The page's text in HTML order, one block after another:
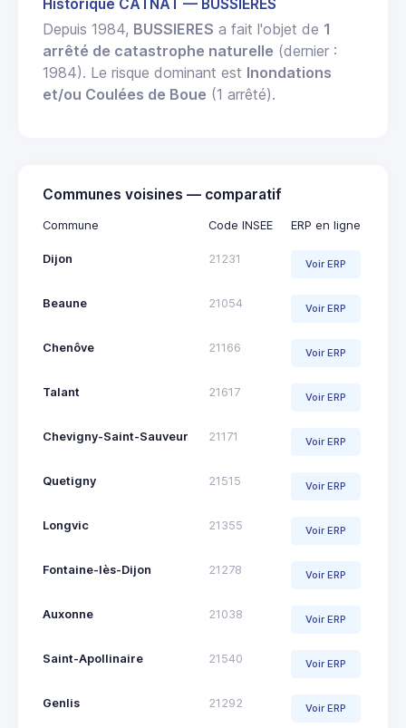
Historique CATNAT — BUSSIERES
Depuis 1984, BUSSIERES a fait l'objet de 1
arrêté de catastrophe naturelle (dernier :
1984). Le risque dominant est Inondations
et/ou Coulées de Boue (1 arrêté).
Communes voisines — comparatif
Commune Code INSEE ERP en ligne
Dijon 21231 Voir ERP
Beaune 21054 Voir ERP
Chenôve 21166 Voir ERP
Talant 21617 Voir ERP
Chevigny-Saint-Sauveur 21171 Voir ERP
Quetigny 21515 Voir ERP
Longvic 21355 Voir ERP
Fontaine-lès-Dijon 21278 Voir ERP
Auxonne 21038 Voir ERP
Saint-Apollinaire 21540 Voir ERP
Genlis 21292 Voir ERP